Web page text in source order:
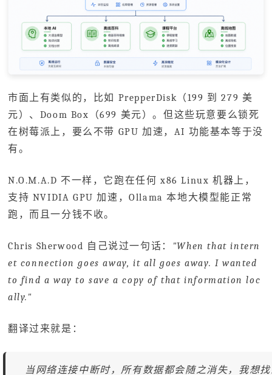
市面上有类似的，比如 PrepperDisk（199 到 279 美
元）、Doom Box（699 美元）。但这些玩意要么锁死
在树莓派上，要么不带 GPU 加速，AI 功能基本等于没
有。
N.O.M.A.D 不一样，它跑在任何 x86 Linux 机器上，
支持 NVIDIA GPU 加速，Ollama 本地大模型能正常
跑，而且一分钱不收。
Chris Sherwood 自己说过一句话：
"When that intern
et connection goes away, it all goes away. I wanted
to find a way to save a copy of that information loc
ally."
翻译过来就是：
当网络连接中断时，所有数据都会随之消失，我想